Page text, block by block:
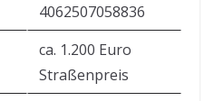
4062507058836
ca. 1.200 Euro
Straßenpreis